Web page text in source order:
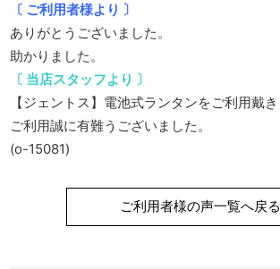
〔 ご利用者様より 〕
ありがとうございました。
助かりました。
〔 当店スタッフより 〕
【ジェントス】電池式ランタンをご利用戴き
ご利用誠に有難うございました。
(o-15081)
ご利用者様の声一覧へ戻る